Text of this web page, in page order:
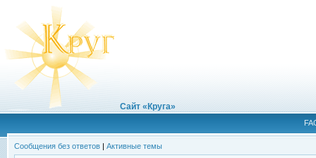
Сайт «Круга»
Сообщения без ответов | Активные темы